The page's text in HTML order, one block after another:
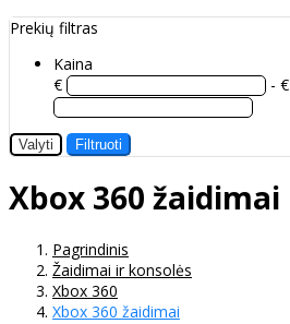
Prekių filtras
Kaina
€
- €
Valyti Filtruoti
Xbox 360 žaidimai
Pagrindinis
Žaidimai ir konsolės
Xbox 360
Xbox 360 žaidimai